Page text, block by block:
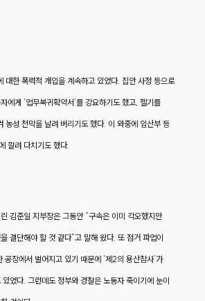
대한 폭력적 개입을 계속하고 있었다. 집안 사정 등으로
에게 ‘업무복귀확약서’를 강요하기도 했고, 헬기를
농성 천막을 날려 버리기도 했다. 이 와중에 임산부 등
깔려 다치기도 했다.
김준일 지부장은 그동안 “구속은 이미 각오했지만
결단해야 할 것 같다”고 말해 왔다. 또 점거 파업이
공장에서 벌어지고 있기 때문에 ‘제2의 용산참사’가
었다. 그런데도 정부와 경찰은 노동자 죽이기에 눈이